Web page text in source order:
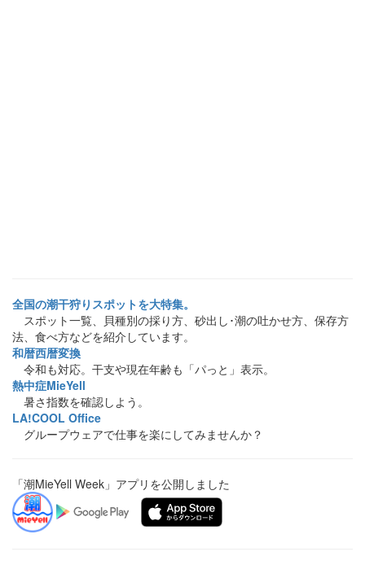
全国の潮干狩りスポットを大特集。
スポット一覧、貝種別の採り方、砂出し･潮の吐かせ方、保存方
法、食べ方などを紹介しています。
和暦西暦変換
令和も対応。干支や現在年齢も「パっと」表示。
熱中症MieYell
暑さ指数を確認しよう。
LA!COOL Office
グループウェアで仕事を楽にしてみませんか？
「潮MieYell Week」アプリを公開しました